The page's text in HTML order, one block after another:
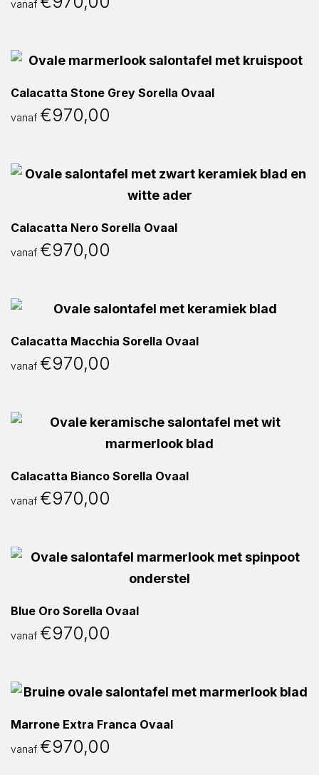
vanaf
Calacatta Stone Grey Sorella Ovaal
vanaf €970,00
Calacatta Nero Sorella Ovaal
vanaf €970,00
Calacatta Macchia Sorella Ovaal
vanaf €970,00
Calacatta Bianco Sorella Ovaal
vanaf €970,00
Blue Oro Sorella Ovaal
vanaf €970,00
Marrone Extra Franca Ovaal
vanaf €970,00